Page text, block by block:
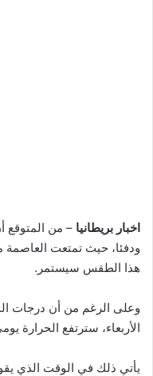
اخبار بريطانيا – من المتوقع
ودفئا، حيث تمتعت
هذا الطقس سيستمر.
الأربعاء، سترتفع الحرارة
يأتي ذلك في الوقت الذي